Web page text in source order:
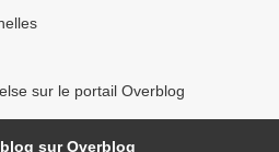
sur le portail Overblog
sur Overblog